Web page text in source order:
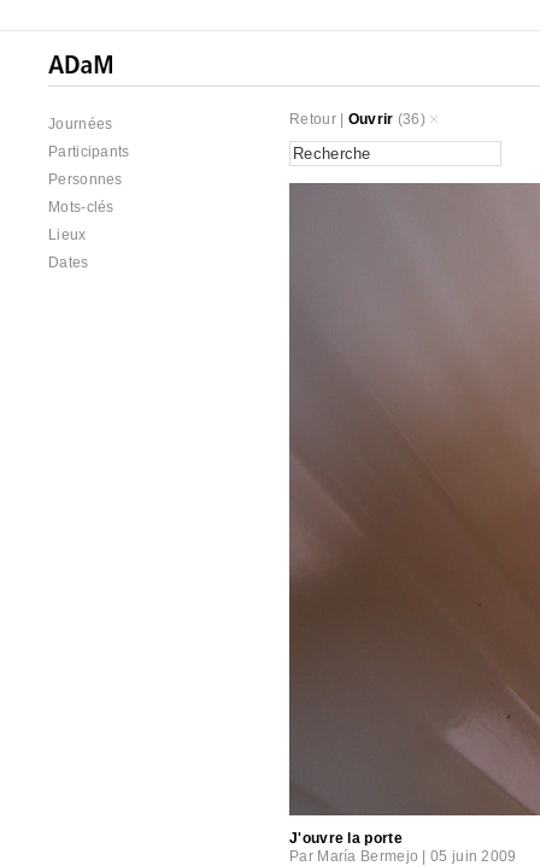
Journées
Participants
Personnes
Mots-clés
Lieux
Dates
Retour| Ouvrir (36)
J'ouvre la porte
Par María Bermejo |05 juin 2009